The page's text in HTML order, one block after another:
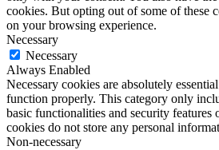
cookies. But opting out of some of these
on your browsing experience.
Necessary
Necessary
Always Enabled
Necessary cookies are absolutely
function properly. This category only
basic functionalities and security features
cookies do not store any personal
Non-necessary